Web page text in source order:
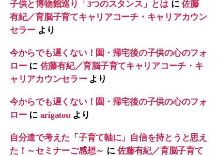
子供と博物館巡り「3つのスタンス」とは に佐藤
有紀／育脳子育てキャリアコーチ・キャリアカウン
セラー より
今からでも遅くない！園・帰宅後の子供の心のフォ
ローに 佐藤有紀／育脳子育てキャリアコーチ・キ
ャリアカウンセラーより
今からでも遅くない！園・帰宅後の子供の心のフォ
ローに arigatou より
自分達で考えた「子育て軸に」自信を持とうと思え
た！～セミナーご感想～ に佐藤有紀／育脳子育て